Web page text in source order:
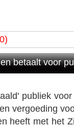
betaalt voor
publiek
vergoeding
heeft met het